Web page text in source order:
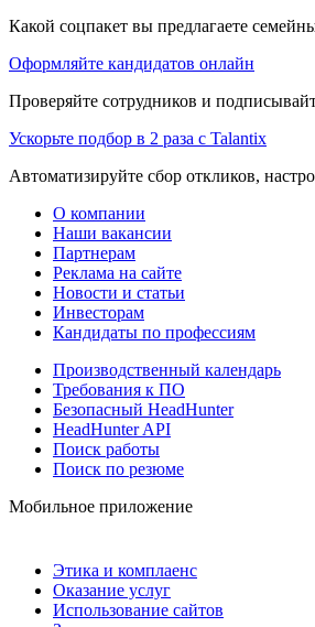
Какой соцпакет вы предлагаете
Оформляйте кандидатов онлайн
Проверяйте сотрудников и
Ускорьте подбор в 2 раза с Talantix
Автоматизируйте сбор откликов,
О компании
Наши вакансии
Партнерам
Реклама на сайте
Новости и статьи
Инвесторам
Кандидаты по профессиям
Производственный календарь
Требования к ПО
Безопасный HeadHunter
HeadHunter API
Поиск работы
Поиск по резюме
Мобильное приложение
Этика и комплаенс
Оказание услуг
Использование сайтов